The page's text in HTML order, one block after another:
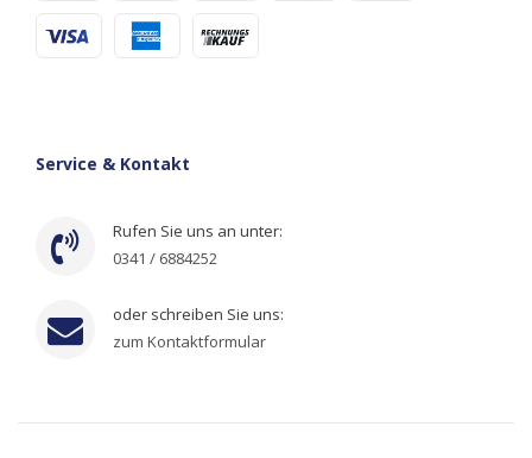
Service & Kontakt
Rufen Sie uns an unter:
0341 / 6884252
oder schreiben Sie uns:
zum Kontaktformular